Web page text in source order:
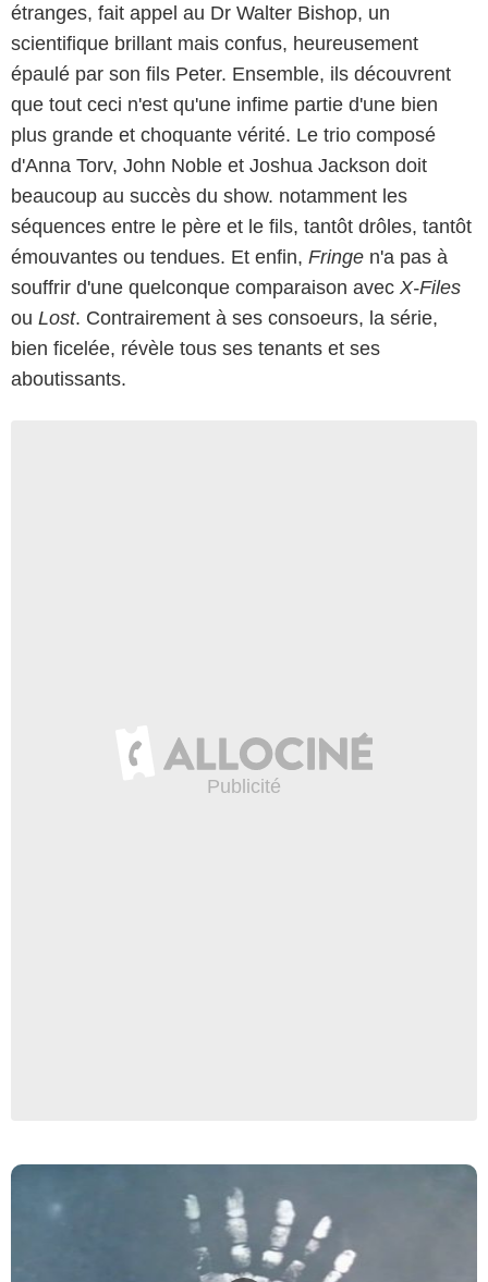
étranges, fait appel au Dr Walter Bishop, un
scientifique brillant mais confus, heureusement
épaulé par son fils Peter. Ensemble, ils découvrent
que tout ceci n'est qu'une infime partie d'une bien
plus grande et choquante vérité. Le trio composé
d'Anna Torv, John Noble et Joshua Jackson doit
beaucoup au succès du show. notamment les
séquences entre le père et le fils, tantôt drôles, tantôt
émouvantes ou tendues. Et enfin, Fringe n'a pas à
souffrir d'une quelconque comparaison avec X-Files
ou Lost. Contrairement à ses consoeurs, la série,
bien ficelée, révèle tous ses tenants et ses
aboutissants.